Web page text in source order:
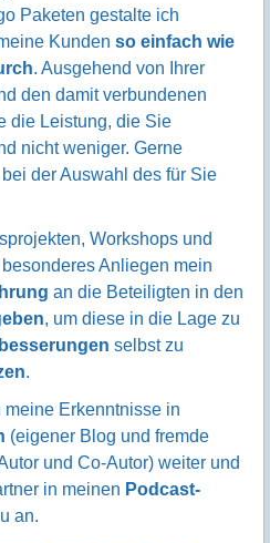
Paketen gestalte ich
Kundenso einfach wie
. Ausgehend von Ihrer
den damit verbundenen
die Leistung, die Sie
nicht weniger. Gerne
der Auswahl des für Sie
Workshops und
Anliegen mein
an die Beteiligten in den
, um diese in die Lage zu
selbst zu
.
Erkenntnisse in
(eigener Blog und fremde
und Co-Autor) weiter und
in meinen Podcast-
an.